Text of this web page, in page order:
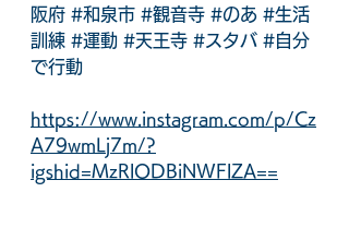
阪府 #和泉市 #観音寺 #のあ #生活
訓練 #運動 #天王寺 #スタバ #自分
で行動
https://www.instagram.com/p/Cz
A79wmLj7m/?
igshid=MzRlODBiNWFlZA==